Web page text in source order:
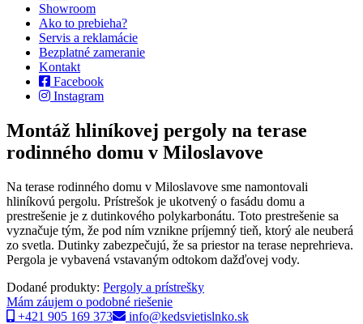
Showroom
Ako to prebieha?
Servis a reklamácie
Bezplatné zameranie
Kontakt
Facebook
Instagram
Montáž hliníkovej pergoly na terase
rodinného domu v Miloslavove
Na terase rodinného domu v Miloslavove sme namontovali
hliníkovú pergolu. Prístrešok je ukotvený o fasádu domu a
prestrešenie je z dutinkového polykarbonátu. Toto prestrešenie sa
vyznačuje tým, že pod ním vznikne príjemný tieň, ktorý ale neuberá
zo svetla. Dutinky zabezpečujú, že sa priestor na terase neprehrieva.
Pergola je vybavená vstavaným odtokom dažďovej vody.
Dodané produkty: Pergoly a prístrešky
Mám záujem o podobné riešenie
+421 905 169 373
info@kedsvietislnko.sk